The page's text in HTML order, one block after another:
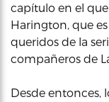
capítulo en el
Harington, que
queridos de la
compañeros de
Desde entonces,